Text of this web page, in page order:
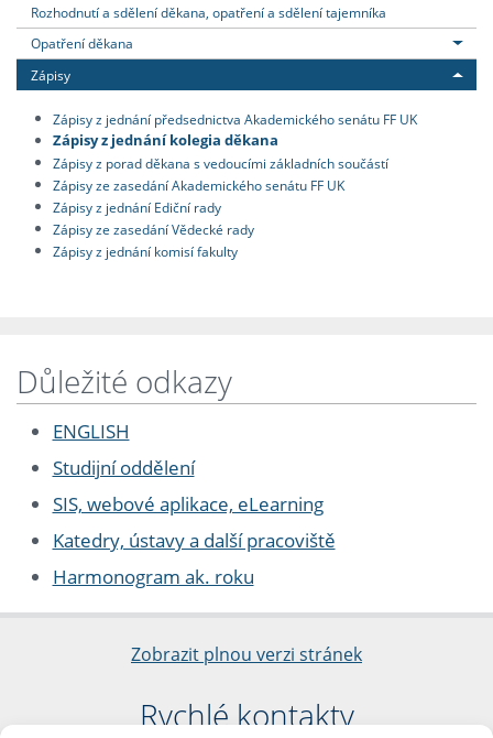
Rozhodnutí a sdělení děkana, opatření a sdělení tajemníka
Opatření děkana
Zápisy
Zápisy z jednání předsednictva Akademického senátu FF UK
Zápisy z jednání kolegia děkana
Zápisy z porad děkana s vedoucími základních součástí
Zápisy ze zasedání Akademického senátu FF UK
Zápisy z jednání Ediční rady
Zápisy ze zasedání Vědecké rady
Zápisy z jednání komisí fakulty
Důležité odkazy
ENGLISH
Studijní oddělení
SIS, webové aplikace, eLearning
Katedry, ústavy a další pracoviště
Harmonogram ak. roku
Zobrazit plnou verzi stránek
Rychlé kontakty